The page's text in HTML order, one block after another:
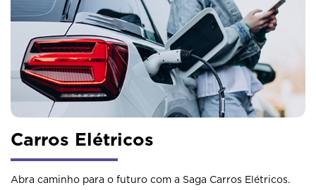
Carros Elétricos
Abra caminho para o futuro com a Saga Carros Elétricos.